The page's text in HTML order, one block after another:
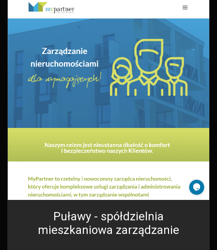
Puławy - spółdzielnia
mieszkaniowa zarządzanie